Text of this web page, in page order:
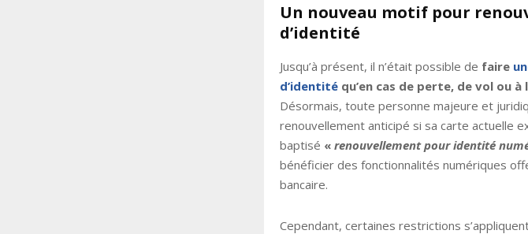
Un nouveau motif pour
d’identité
Jusqu’à présent, il n’était possible de faire
d’identité qu’en cas de perte, de vol ou
Désormais, toute personne majeure et
renouvellement anticipé si sa carte actuelle
baptisé « renouvellement pour identité
bénéficier des fonctionnalités numériques
bancaire.
Cependant, certaines restrictions